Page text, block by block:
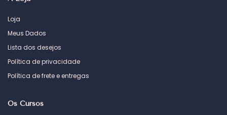
Loja
Meus Dados
Lista dos desejos
Política de privacidade
Política de frete e entregas
Os Cursos